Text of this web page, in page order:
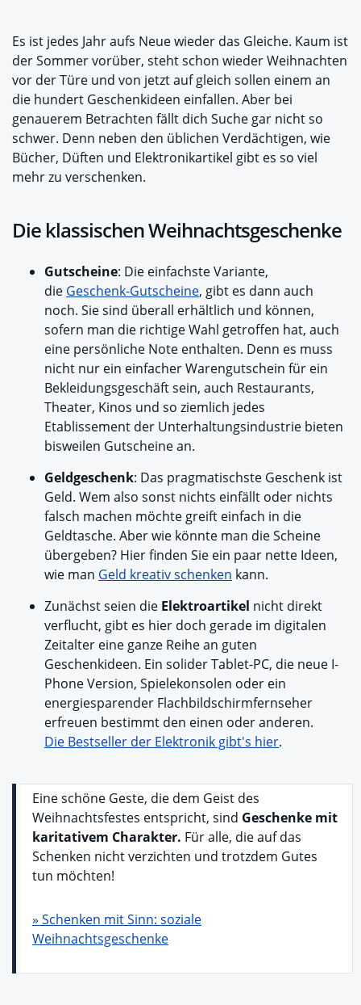
Es ist jedes Jahr aufs Neue wieder das Gleiche. Kaum ist
der Sommer vorüber, steht schon wieder Weihnachten
vor der Türe und von jetzt auf gleich sollen einem an
die hundert Geschenkideen einfallen. Aber bei
genauerem Betrachten fällt dich Suche gar nicht so
schwer. Denn neben den üblichen Verdächtigen, wie
Bücher, Düften und Elektronikartikel gibt es so viel
mehr zu verschenken.
Die klassischen Weihnachtsgeschenke
Gutscheine: Die einfachste Variante,
die Geschenk-Gutscheine, gibt es dann auch
noch. Sie sind überall erhältlich und können,
sofern man die richtige Wahl getroffen hat, auch
eine persönliche Note enthalten. Denn es muss
nicht nur ein einfacher Warengutschein für ein
Bekleidungsgeschäft sein, auch Restaurants,
Theater, Kinos und so ziemlich jedes
Etablissement der Unterhaltungsindustrie bieten
bisweilen Gutscheine an.
Geldgeschenk: Das pragmatischste Geschenk ist
Geld. Wem also sonst nichts einfällt oder nichts
falsch machen möchte greift einfach in die
Geldtasche. Aber wie könnte man die Scheine
übergeben? Hier finden Sie ein paar nette Ideen,
wie man Geld kreativ schenken kann.
Zunächst seien die Elektroartikel nicht direkt
verflucht, gibt es hier doch gerade im digitalen
Zeitalter eine ganze Reihe an guten
Geschenkideen. Ein soliderTablet-PC, die neue I-
Phone Version, Spielekonsolen oder ein
energiesparender Flachbildschirmfernseher
erfreuen bestimmt den einen oder anderen.
Die Bestseller der Elektronik gibt's hier.
Eine schöne Geste, die dem Geist des
Weihnachtsfestes entspricht, sind Geschenke mit
karitativem Charakter. Für alle, die auf das
Schenken nicht verzichten und trotzdem Gutes
tun möchten!
» Schenken mit Sinn: soziale
Weihnachtsgeschenke